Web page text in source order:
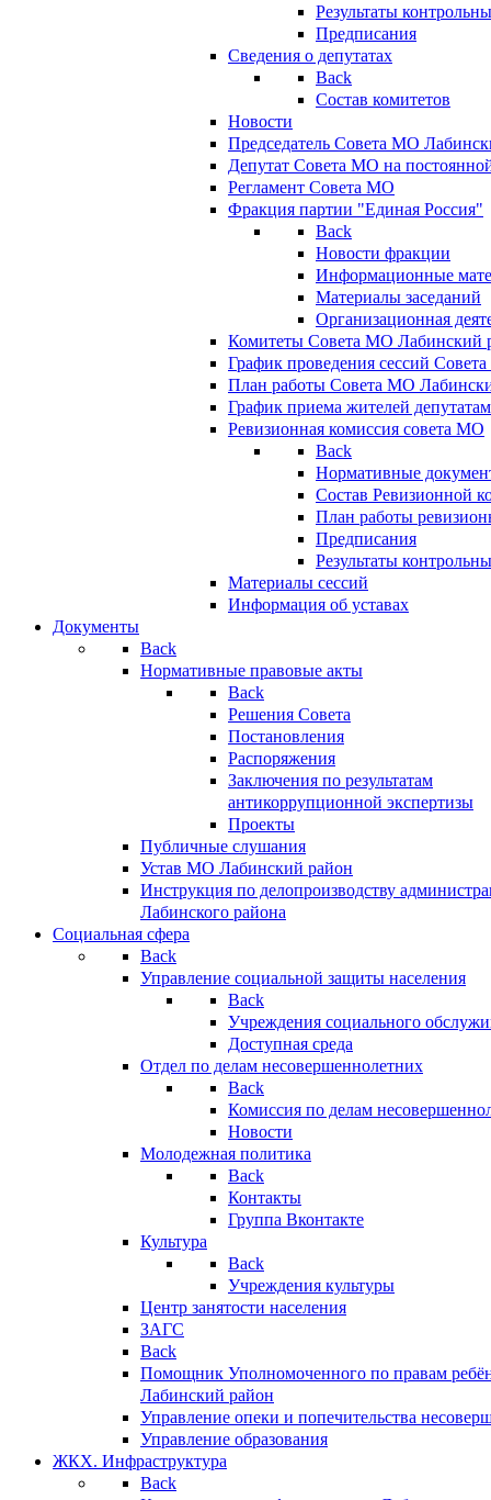
Результаты
Предписания
Сведения о депутатах
Back
Состав комитетов
Новости
Председатель Совета МО
Депутат Совета МО на
Регламент Совета МО
Фракция партии "Единая Россия"
Back
Новости фракции
Информационные
Материалы заседаний
Организационная
Комитеты Совета МО Лабинский
График проведения сессий
План работы Совета МО
График приема жителей
Ревизионная комиссия совета МО
Back
Нормативные
Состав Ревизионной
План работы
Предписания
Результаты
Материалы сессий
Информация об уставах
Документы
Back
Нормативные правовые акты
Back
Решения Совета
Постановления
Распоряжения
Заключения по результатам
антикоррупционной экспертизы
Проекты
Публичные слушания
Устав МО Лабинский район
Инструкция по делопроизводству
Лабинского района
Социальная сфера
Back
Управление социальной защиты населения
Back
Учреждения социального
Доступная среда
Отдел по делам несовершеннолетних
Back
Комиссия по делам
Новости
Молодежная политика
Back
Контакты
Группа Вконтакте
Культура
Back
Учреждения культуры
Центр занятости населения
ЗАГС
Back
Помощник Уполномоченного по правам
Лабинский район
Управление опеки и попечительства
Управление образования
ЖКХ. Инфраструктура
Back